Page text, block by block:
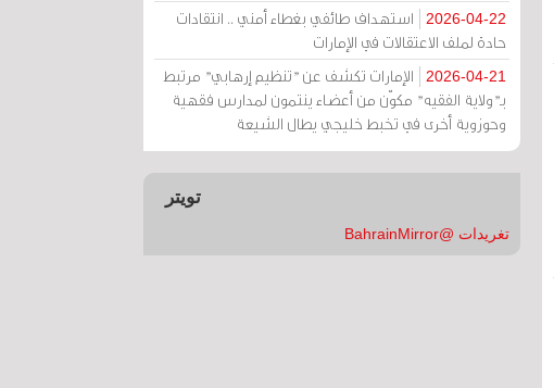
2026-04-22
استهداف طائفي بغطاء أمني .. انتقادات
حادة لملف الاعتقالات في الإمارات
2026-04-21
الإمارات تكشف عن "تنظيم إرهابي" مرتبط
بـ"ولاية الفقيه" مكوّن من أعضاء ينتمون لمدارس فقهية
وحوزوية أخرى في تخبط خليجي يطال الشيعة
تويتر
تغريدات @BahrainMirror